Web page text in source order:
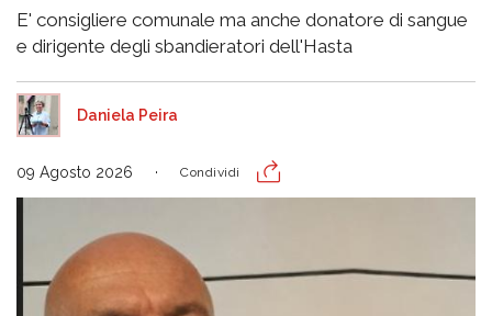
E' consigliere comunale ma anche donatore di sangue
e dirigente degli sbandieratori dell'Hasta
Daniela Peira
09 Agosto 2026 Condividi